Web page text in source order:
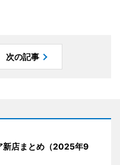
次の記事
新店まとめ（2025年9